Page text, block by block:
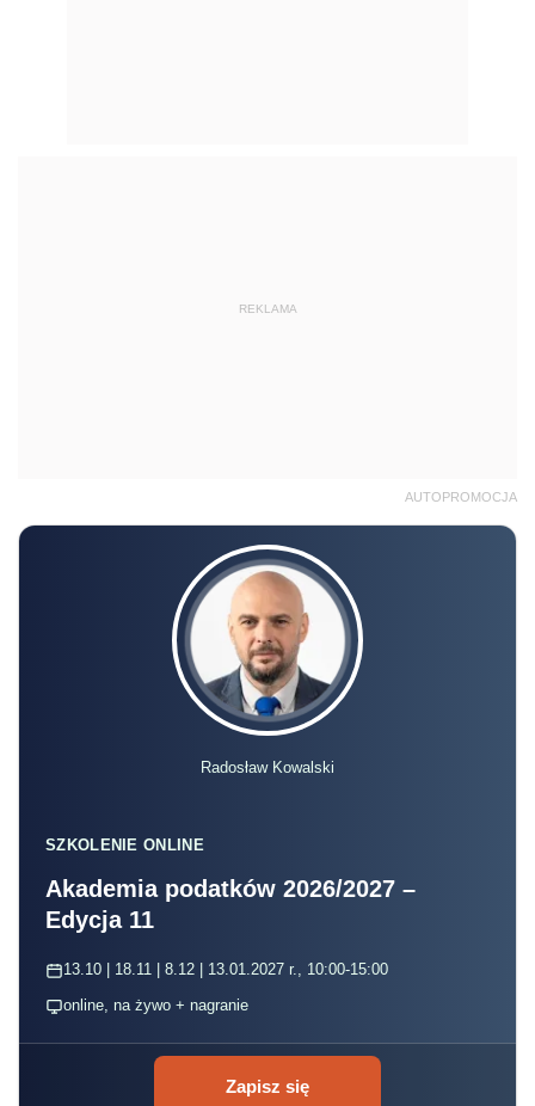
REKLAMA
AUTOPROMOCJA
Radosław Kowalski
SZKOLENIE ONLINE
Akademia podatków 2026/2027 –
Edycja 11
13.10 | 18.11 | 8.12 | 13.01.2027 r., 10:00-15:00
online, na żywo + nagranie
Zapisz się